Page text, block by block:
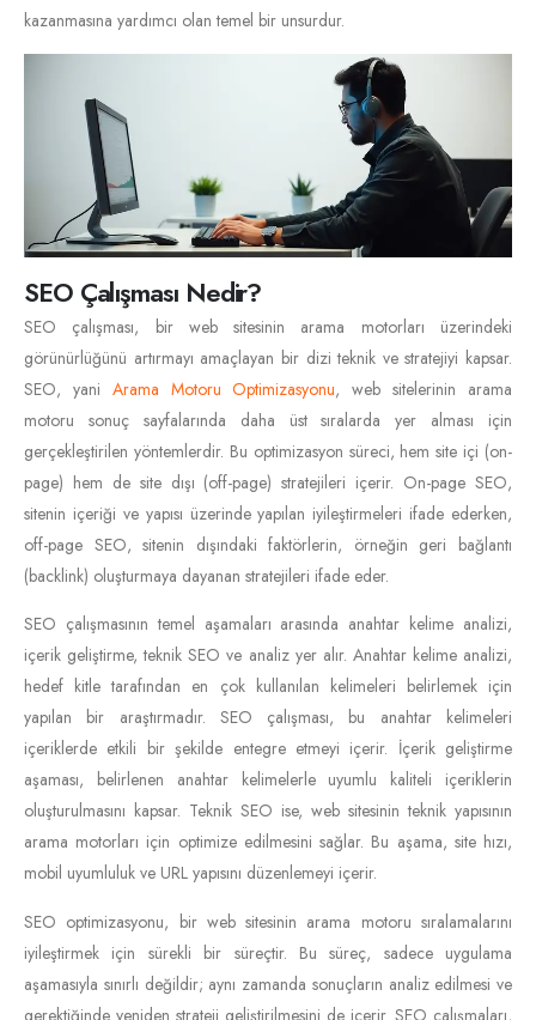
kazanmasına yardımcı olan temel bir unsurdur.
SEO Çalışması Nedir?
SEO çalışması, bir web sitesinin arama motorları üzerindeki
görünürlüğünü artırmayı amaçlayan bir dizi teknik ve stratejiyi kapsar.
SEO, yani Arama Motoru Optimizasyonu, web sitelerinin arama
motoru sonuç sayfalarında daha üst sıralarda yer alması için
gerçekleştirilen yöntemlerdir. Bu optimizasyon süreci, hem site içi (on-
page) hem de site dışı (off-page) stratejileri içerir. On-page SEO,
sitenin içeriği ve yapısı üzerinde yapılan iyileştirmeleri ifade ederken,
off-page SEO, sitenin dışındaki faktörlerin, örneğin geri bağlantı
(backlink) oluşturmaya dayanan stratejileri ifade eder.
SEO çalışmasının temel aşamaları arasında anahtar kelime analizi,
içerik geliştirme, teknik SEO ve analiz yer alır. Anahtar kelime analizi,
hedef kitle tarafından en çok kullanılan kelimeleri belirlemek için
yapılan bir araştırmadır. SEO çalışması, bu anahtar kelimeleri
içeriklerde etkili bir şekilde entegre etmeyi içerir. İçerik geliştirme
aşaması, belirlenen anahtar kelimelerle uyumlu kaliteli içeriklerin
oluşturulmasını kapsar. Teknik SEO ise, web sitesinin teknik yapısının
arama motorları için optimize edilmesini sağlar. Bu aşama, site hızı,
mobil uyumluluk ve URL yapısını düzenlemeyi içerir.
SEO optimizasyonu, bir web sitesinin arama motoru sıralamalarını
iyileştirmek için sürekli bir süreçtir. Bu süreç, sadece uygulama
aşamasıyla sınırlı değildir; aynı zamanda sonuçların analiz edilmesi ve
gerektiğinde yeniden strateji geliştirilmesini de içerir. SEO çalışmaları,